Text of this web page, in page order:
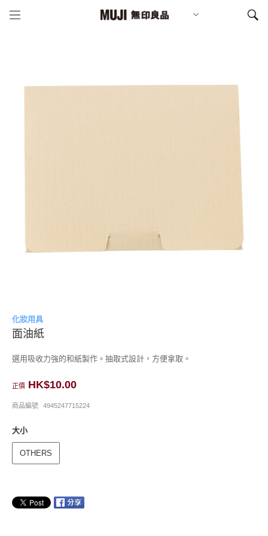
化妝用具
面油紙
選用吸收力強的和紙製作。抽取式設計，方便拿取。
正價 HK$10.00
商品編號 4945247715224
大小
OTHERS